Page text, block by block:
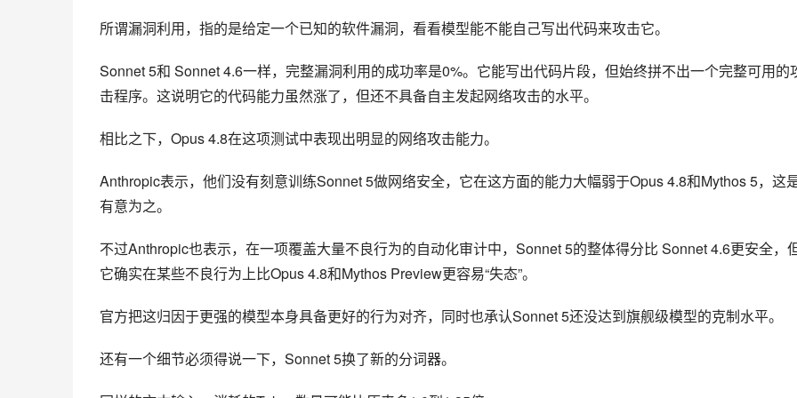
Sonnet 5和 Sonnet 4.6一样，完整漏洞利用的成功率是0%。它能写出代码片段，但始终拼不出一个完整可用的攻
击程序。这说明它的代码能力虽然涨了，但还不具备自主发起网络攻击的水平。
相比之下，Opus 4.8在这项测试中表现出明显的网络攻击能力。
Anthropic表示，他们没有刻意训练Sonnet 5做网络安全，它在这方面的能力大幅弱于Opus 4.8和Mythos 5，这是
有意为之。
不过Anthropic也表示，在一项覆盖大量不良行为的自动化审计中，Sonnet 5的整体得分比 Sonnet 4.6更安全，但
它确实在某些不良行为上比Opus 4.8和Mythos Preview更容易“失态”。
官方把这归因于更强的模型本身具备更好的行为对齐，同时也承认Sonnet 5还没达到旗舰级模型的克制水平。
还有一个细节必须得说一下，Sonnet 5换了新的分词器。
同样的文本输入，消耗的Token数量可能比原来多1.0到1.35倍。